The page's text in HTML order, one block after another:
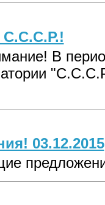
С.С.С.Р.!
В
03.12.2015